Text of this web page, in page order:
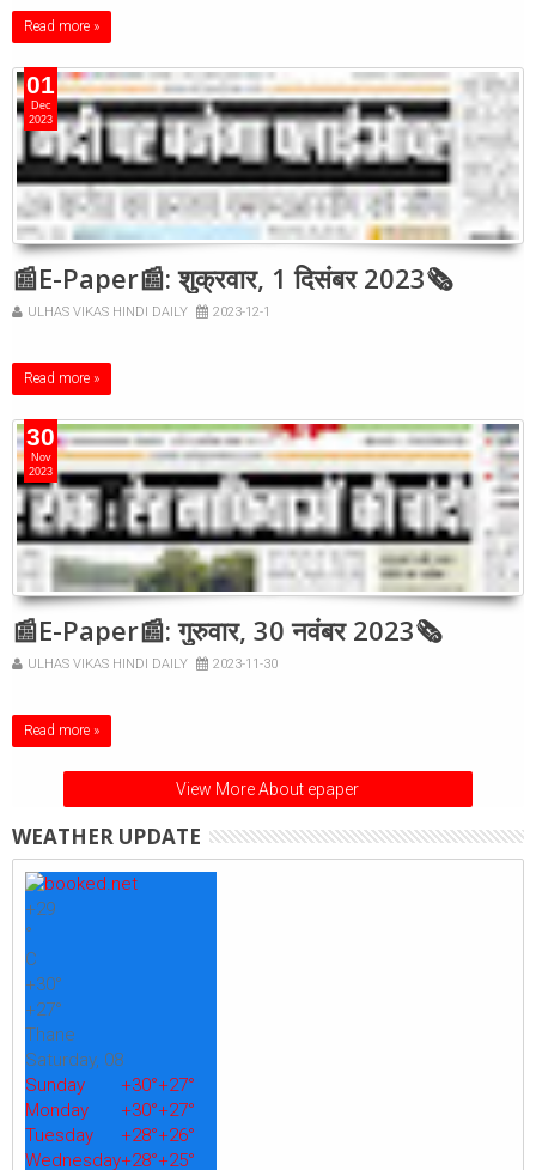
Read more »
01
Dec
2023
📰E-Paper📰: शुक्रवार, 1 दिसंबर 2023🗞
ULHAS VIKAS HINDI DAILY 2023-12-1
Read more »
30
Nov
2023
📰E-Paper📰: गुरुवार, 30 नवंबर 2023🗞
ULHAS VIKAS HINDI DAILY 2023-11-30
Read more »
View More About epaper
WEATHER UPDATE
+29
°
C
+30°
+27°
Thane
Saturday, 08
Sunday
+30°+27°
Monday
+30°+27°
Tuesday
+28°+26°
Wednesday+28°+25°